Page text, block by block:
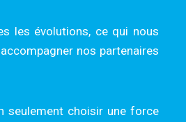
les évolutions, ce qui nous
nos partenaires
seulement choisir une force